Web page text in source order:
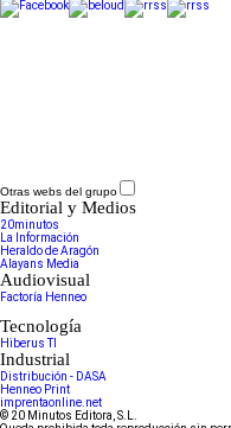
Otras webs del grupo
Editorial y Medios
20minutos
La Información
Heraldo de Aragón
Alayans Media
Audiovisual
Factoría Henneo
Tecnología
Hiberus TI
Industrial
Distribución - DASA
Henneo Print
imprentaonline.net
© 20 Minutos Editora, S.L.